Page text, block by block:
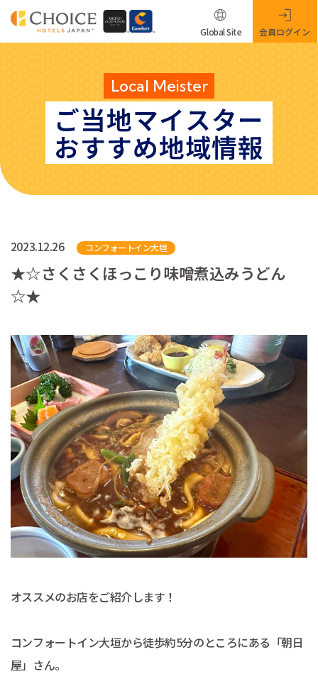
Local Meister
ご当地マイスター
おすすめ地域情報
Global Site 会員ログイン
2023.12.26 コンフォートイン大垣
★☆さくさくほっこり味噌煮込みうどん
☆★
オススメのお店をご紹介します！
コンフォートイン大垣から徒歩約5分のところにある「朝日
屋」さん。